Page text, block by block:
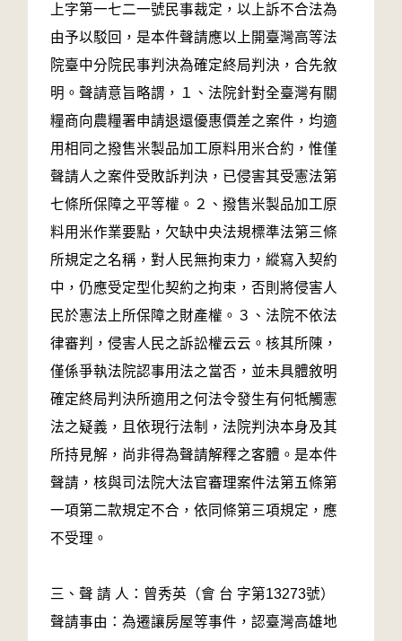
上字第一七二一號民事裁定，以上訴不合法為
由予以駁回，是本件聲請應以上開臺灣高等法
院臺中分院民事判決為確定終局判決，合先敘
明。聲請意旨略謂，１、法院針對全臺灣有關
糧商向農糧署申請退還優惠價差之案件，均適
用相同之撥售米製品加工原料用米合約，惟僅
聲請人之案件受敗訴判決，已侵害其受憲法第
七條所保障之平等權。２、撥售米製品加工原
料用米作業要點，欠缺中央法規標準法第三條
所規定之名稱，對人民無拘束力，縱寫入契約
中，仍應受定型化契約之拘束，否則將侵害人
民於憲法上所保障之財產權。３、法院不依法
律審判，侵害人民之訴訟權云云。核其所陳，
僅係爭執法院認事用法之當否，並未具體敘明
確定終局判決所適用之何法令發生有何牴觸憲
法之疑義，且依現行法制，法院判決本身及其
所持見解，尚非得為聲請解釋之客體。是本件
聲請，核與司法院大法官審理案件法第五條第
一項第二款規定不合，依同條第三項規定，應
不受理。
三、聲 請 人：曾秀英（會 台 字第13273號）
聲請事由：為遷讓房屋等事件，認臺灣高雄地